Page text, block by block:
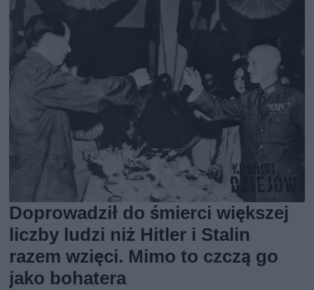
Doprowadził do śmierci większej
liczby ludzi niż Hitler i Stalin
razem wzięci. Mimo to czczą go
jako bohatera